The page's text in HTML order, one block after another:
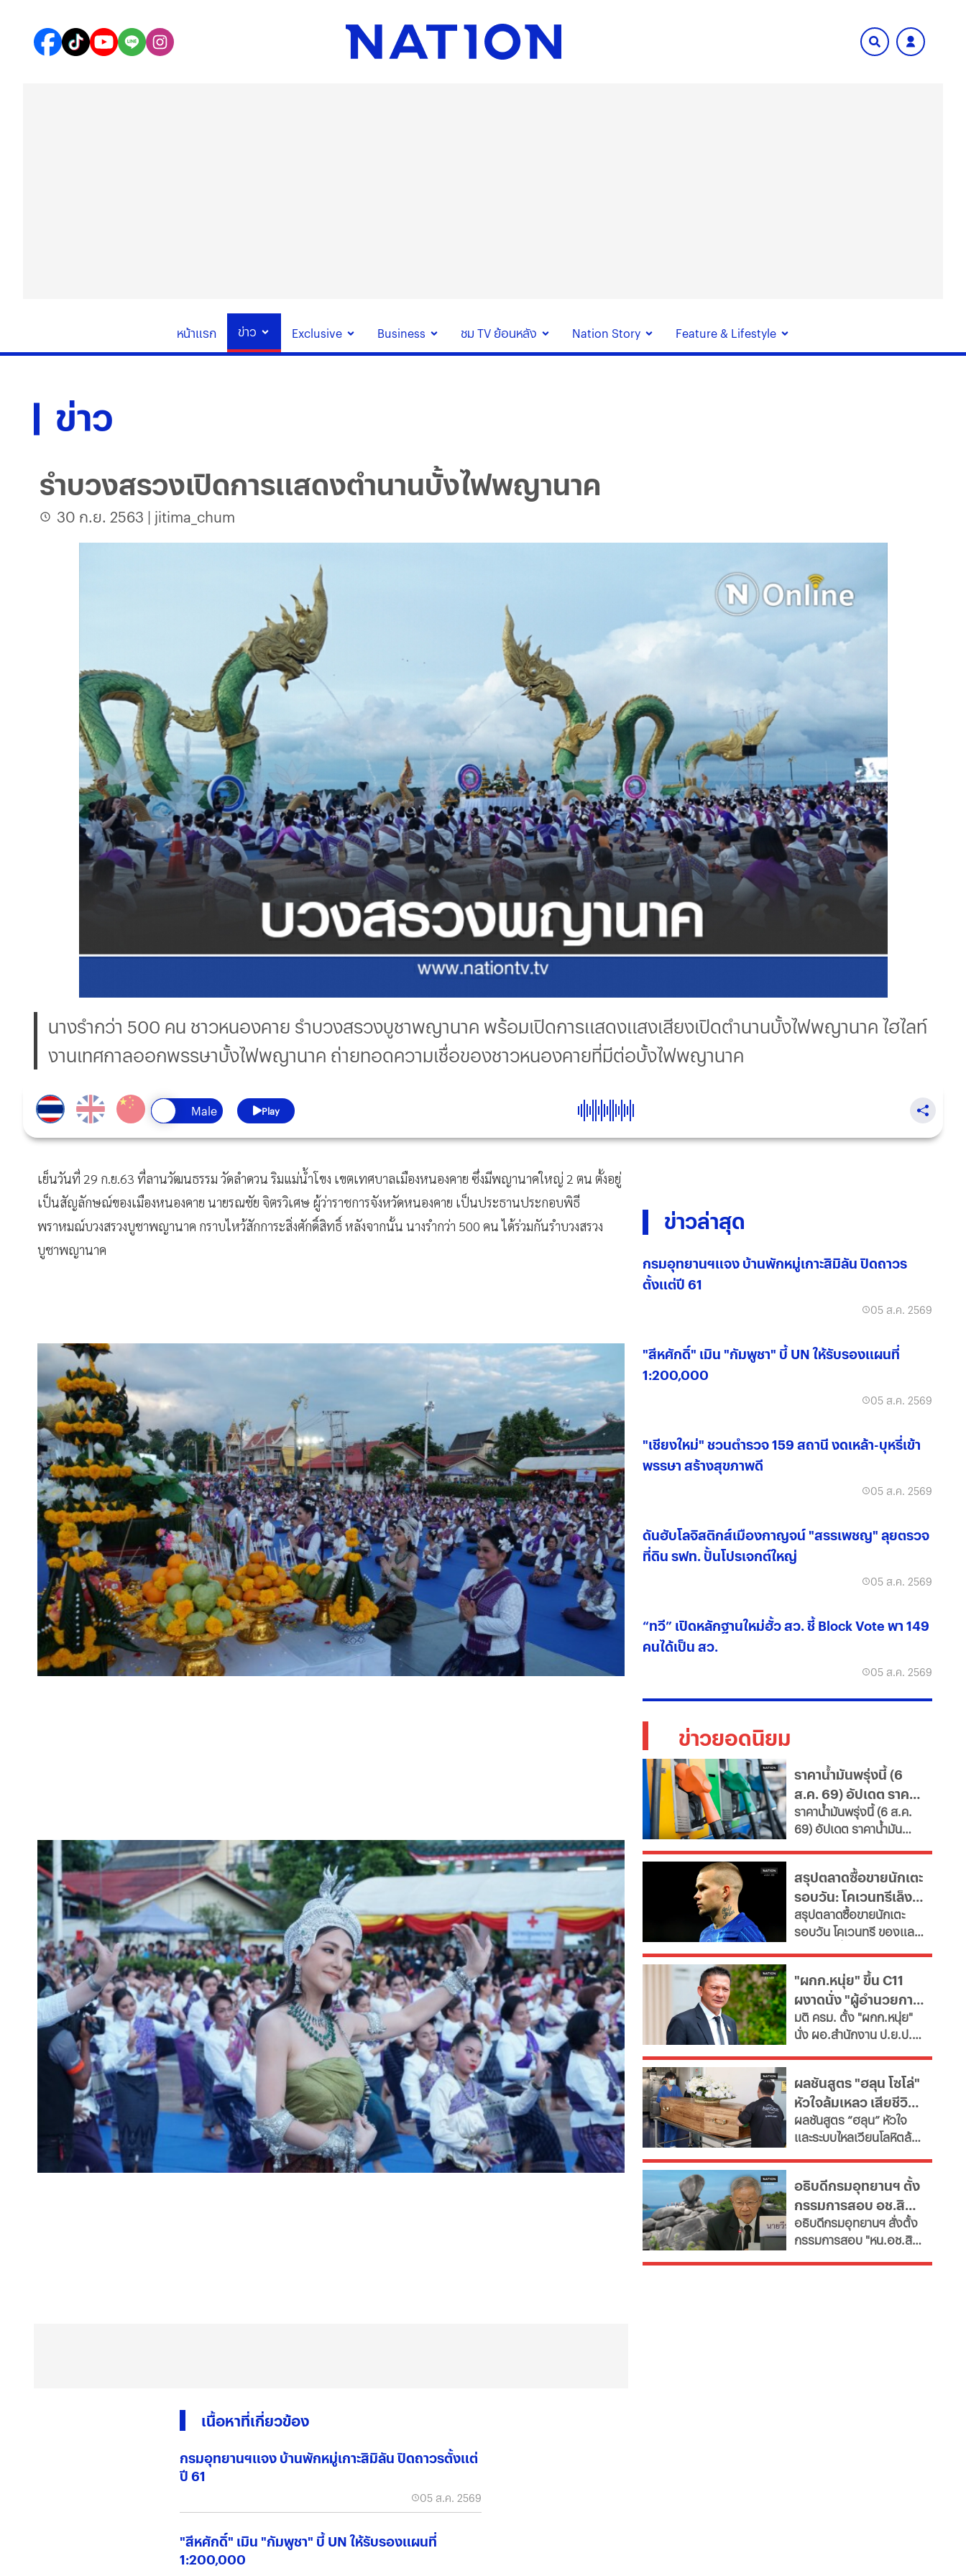
หน้าแรก ข่าว Exclusive Business ชม TV ย้อนหลัง Nation Story Feature & Lifestyle
ข่าว
รำบวงสรวงเปิดการแสดงตำนานบั้งไฟพญานาค
30 ก.ย. 2563 | jitima_chum
นางรำกว่า 500 คน ชาวหนองคาย รำบวงสรวงบูชาพญานาค พร้อมเปิดการแสดงแสงเสียงเปิดตำนานบั้งไฟพญานาค ไฮไลท์
งานเทศกาลออกพรรษาบั้งไฟพญานาค ถ่ายทอดความเชื่อของชาวหนองคายที่มีต่อบั้งไฟพญานาค
Play
เย็นวันที่ 29 ก.ย.63 ที่ลานวัฒนธรรม วัดลำดวน ริมแม่น้ำโขง เขตเทศบาลเมืองหนองคาย ซึ่งมีพญานาคใหญ่ 2 ตน ตั้งอยู่
เป็นสัญลักษณ์ของเมืองหนองคาย นายรณชัย จิตรวิเศษ ผู้ว่าราชการจังหวัดหนองคาย เป็นประธานประกอบพิธี
พราหมณ์บวงสรวงบูชาพญานาค กราบไหว้สักการะสิ่งศักดิ์สิทธิ์ หลังจากนั้น นางรำกว่า 500 คน ได้ร่วมกันรำบวงสรวง
บูชาพญานาค
เนื้อหาที่เกี่ยวข้อง
กรมอุทยานฯแจง บ้านพักหมู่เกาะสิมิลัน ปิดถาวรตั้งแต่
ปี 61
05 ส.ค. 2569
"สีหศักดิ์" เมิน "กัมพูชา" บี้ UN ให้รับรองแผนที่
1:200,000
ข่าวล่าสุด
กรมอุทยานฯแจง บ้านพักหมู่เกาะสิมิลัน ปิดถาวร
ตั้งแต่ปี 61
05 ส.ค. 2569
"สีหศักดิ์" เมิน "กัมพูชา" บี้ UN ให้รับรองแผนที่
1:200,000
05 ส.ค. 2569
"เชียงใหม่" ชวนตำรวจ 159 สถานี งดเหล้า-บุหรี่เข้า
พรรษา สร้างสุขภาพดี
05 ส.ค. 2569
ดันฮับโลจิสติกส์เมืองกาญจน์ "สรรเพชญ" ลุยตรวจ
ที่ดิน รฟท. ปั้นโปรเจกต์ใหญ่
05 ส.ค. 2569
“ทวี” เปิดหลักฐานใหม่ฮั้ว สว. ชี้ Block Vote พา 149
คนได้เป็น สว.
05 ส.ค. 2569
ข่าวยอดนิยม
ราคาน้ำมันพรุ่งนี้ (6
ส.ค. 69) อัปเดต ราคา
น้ำมันล่าสุด จากปั๊ม
ใหญ่
ราคาน้ำมันพรุ่งนี้ (6 ส.ค.
69) อัปเดต ราคาน้ำมัน
ขนาดใหญ่ มีทั้งราคาน้ำมัน
ดีเซล เบนซิน และ แก๊สโซ
ฮอล์
สรุปตลาดซื้อขายนักเตะ
รอบวัน: โคเวนทรีเล็ง
"มูดริก" สาลิกาปัดปืน
ซื้อ "กิมาไรส์"
สรุปตลาดซื้อขายนักเตะ
รอบวัน โคเวนทรี ของแลม
ด้านสาลิกาดงปัดข้อเสนอ
แรกจาก อาร์เซนอล ในการ
ล่าตัว "กิมาไรส์" ขณะที่ โค
โม่ ปิดดีล "ชาโลบาห์"
"ผกก.หนุ่ย" ขึ้น C11
ผงาดนั่ง "ผู้อำนวยการ
ป.ย.ป."
มติ ครม. ตั้ง "ผกก.หนุ่ย"
นั่ง ผอ.สำนักงาน ป.ย.ป.
กมธ.งบประมาณ 2570
เสนอยุบเลิกหน่วยงาน
เนื่องจากภารกิจซ้ำซ้อน
ผลชันสูตร "ฮลุน โซโล่"
หัวใจล้มเหลว เสียชีวิต
ยังไม่ตัดปมสารพิษ
ผลชันสูตร “ฮลุน” หัวใจ
และระบบไหลเวียนโลหิตล้ม
พิษและอื่นๆ รอผลตรวจ
จาก "จอร์เจีย" เทียบเคียง
ญาติเตรียมรับร่างกลับ
บำเพ็ญกุศลที่บ้านเกิด
อธิบดีกรมอุทยานฯ ตั้ง
กรรมการสอบ อช.สิมิ
ลัน ให้วีระ พักแรม 4 ปี
ก่อน
อธิบดีกรมอุทยานฯ​ สั่งตั้ง
กรรมการสอบ "หน.อช.สิมิ